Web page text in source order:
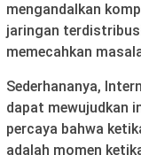
mengandalkan
jaringan
memecahkan
Sederhananya,
dapat mewujudkan
percaya bahwa
adalah momen